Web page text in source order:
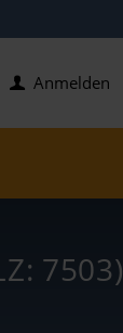
Anmelden
7503)